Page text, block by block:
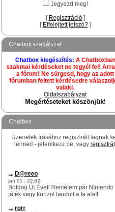
Jegyezd meg!
[ Regisztráció]
[ Elfelejtett jelszó?]
Chatbox szabályzat
Chatbox kiegészítés: A Chatboxban
szakmai kérdéseket ne tegyél fel!
a fórum! Ne sürgesd, hogy az adott
fórumban feltett kérdésedre
valaki.
Oldalszabályzat
Megértéseteket köszönjük!
Chatbox
Üzenetek írásához regisztrált tagnak
lenned - jelentkezz be, vagy
D@reeo
jan 01 : 22:02
Boldog Új Évet! Remélem pár Nintendo
játék vagy konzol landolt a fa alatt
rorr